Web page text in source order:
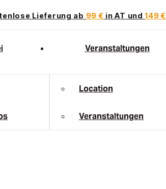
Lieferung ab 99 € in AT und149 €
Veranstaltungen
Location
Veranstaltungen